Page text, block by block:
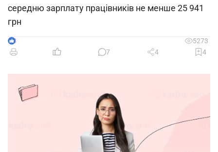
середню зарплату працівників не менше 25 941
грн
3
5273
7
4 4